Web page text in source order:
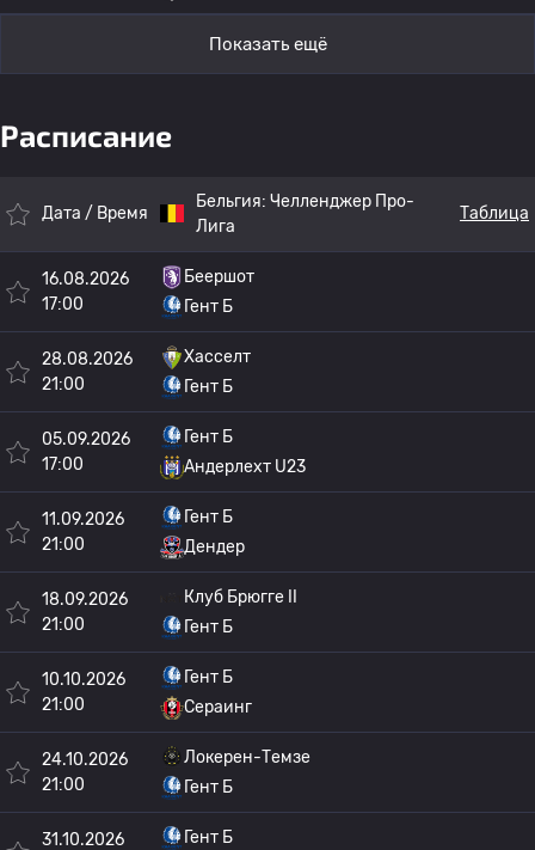
Показать ещё
Расписание
Дата / Время
Бельгия: Челленджер Про-
Лига
Таблица
16.08.2026
17:00
Беершот
Гент Б
28.08.2026
21:00
Хасселт
Гент Б
05.09.2026
17:00
Гент Б
Андерлехт U23
11.09.2026
21:00
Гент Б
Дендер
18.09.2026
21:00
Клуб Брюгге II
Гент Б
10.10.2026
21:00
Гент Б
Сераинг
24.10.2026
21:00
Локерен-Темзе
Гент Б
31.10.2026 Гент Б